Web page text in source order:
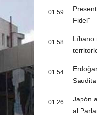
01:59
Fidel”
01:58
Líbano
01:54
Saudita
01:26
Japón
al